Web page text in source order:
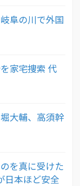
阜の川で外国
家宅捜索 代
大輔、高須幹
を真に受けた
日本ほど安全